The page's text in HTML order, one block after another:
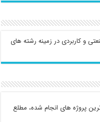
و کاربردی در زمینه رشته های
پروژه های انجام شده، مطلع